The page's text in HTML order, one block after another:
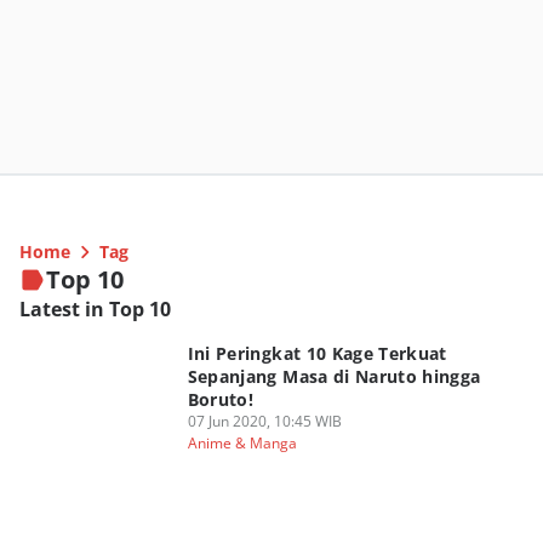
Home Tag
Top 10
Latest in Top 10
Ini Peringkat 10 Kage Terkuat
Sepanjang Masa di Naruto hingga
Boruto!
07 Jun 2020, 10:45 WIB
Anime & Manga